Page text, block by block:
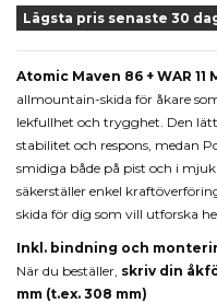
Lägsta pris senaste 30
Atomic Maven 86 + WAR 11
allmountain-skida för åkare
lekfullhet och trygghet. Den
stabilitet och respons, medan
smidiga både på pist och i
säkerställer enkel
skida för dig som vill utforska
Inkl. bindning och
När du beställer, skriv din
mm (t.ex. 308 mm)